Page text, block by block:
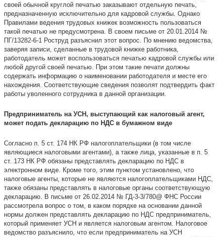
своей обычной круглой печатью заказывают отдельную печать,
предназначенную исключительно для кадровой службы. Однако
Правилами ведения трудовых книжек возможность пользоваться
такой печатью не предусмотрена. В своем письме от 20.01.2014 №
ПГ/13282-6-1 Роструд разъяснил этот вопрос. По мнению ведомства,
заверяя записи, сделанные в трудовой книжке работника,
работодатель может воспользоваться печатью кадровой службы или
любой другой своей печатью. При этом такие печати должны
содержать информацию о наименовании работодателя и месте его
нахождения. Соответствующие сведения позволят подтвердить факт
работы уволенного сотрудника в данной организации.
Предприниматель на УСН, выступающий как налоговый агент,
может подать декларацию по НДС в бумажном виде
Согласно п. 5 ст. 174 НК РФ налогоплательщики (в том числе
являющиеся налоговыми агентами), а также лица, указанные в п. 5
ст. 173 НК РФ обязаны представлять декларацию по НДС в
электронном виде. Кроме того, этим пунктом установлено, что
налоговые агенты, которые не являются налогоплательщиками НДС,
также обязаны представлять в налоговые органы соответствующую
декларацию. В письме от 26.02.2014 № ГД-3-3/780@ ФНС России
рассмотрела вопрос о том, в каком порядке на основании данной
нормы должен представлять декларацию по НДС предприниматель,
который применяет УСН и является налоговым агентом. Налоговое
ведомство разъяснило, что если предприниматель на УСН